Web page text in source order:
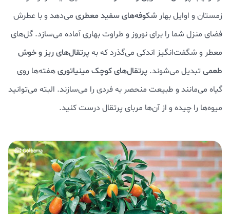
زمستان و اوایل بهار شکوفه‌های سفید معطری می‌دهد و با عطرش
فضای منزل شما را برای نوروز و طراوت بهاری آماده می‌سازد. گل‌های
معطر و شگفت‌انگیز اندکی می‌گذرد که بهپرتقال‌های ریز و خوش
طعمی تبدیل می‌شوند. پرتقال‌های کوچک مینیاتوریهفته‌ها روی
گیاه می‌مانند و طبیعت منحصر به فردی را می‌سازند. البته می‌توانید
میوه‌ها را چیده و از آن‌ها مربای پرتقال درست کنید.